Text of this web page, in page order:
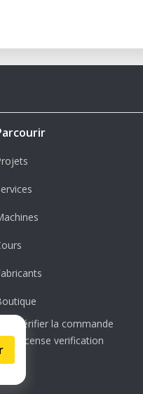
Vérifier la commande
License verification